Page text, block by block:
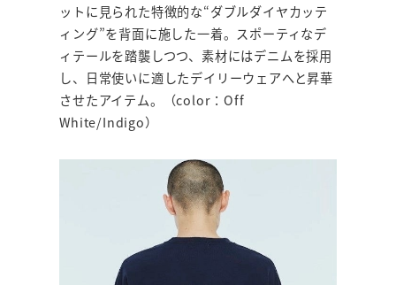
ットに見られた特徴的な“ダブルダイヤカッテ
ィング”を背面に施した一着。スポーティなデ
ィテールを踏襲しつつ、素材にはデニムを採用
し、日常使いに適したデイリーウェアへと昇華
させたアイテム。（color：Off
White/Indigo）